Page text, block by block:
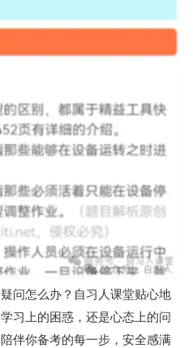
问怎么办？自习人课堂贴心地
习上的困惑，还是心态上的问
伴你备考的每一步，安全感满